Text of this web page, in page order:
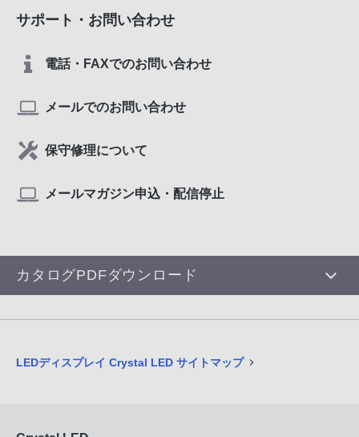
サポート・お問い合わせ
電話・FAXでのお問い合わせ
メールでのお問い合わせ
保守修理について
メールマガジン申込・配信停止
カタログPDFダウンロード
LEDディスプレイ Crystal LED サイトマップ